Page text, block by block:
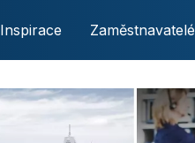
Inspirace Zaměstnavatelé